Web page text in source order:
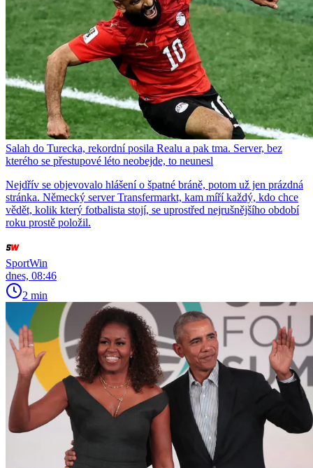
Salah do Turecka, rekordní posila Realu a pak tma. Server, bez
kterého se přestupové léto neobejde, to neunesl
Nejdřív se objevovalo hlášení o špatné bráně, potom už jen prázdná
stránka. Německý server Transfermarkt, kam míří každý, kdo chce
vědět, kolik který fotbalista stojí, se uprostřed nejrušnějšího období
roku prostě položil.
SportWin
dnes, 08:46
2 min